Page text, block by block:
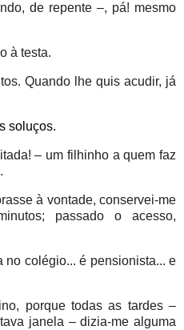
de repente –, pá! mesmo
à testa.
Quando lhe quis acudir, já
soluços.
– um filhinho a quem faz
à vontade, conservei-me
passado o acesso,
colégio... é pensionista... e
porque todas as tardes –
janela – dizia-me alguma